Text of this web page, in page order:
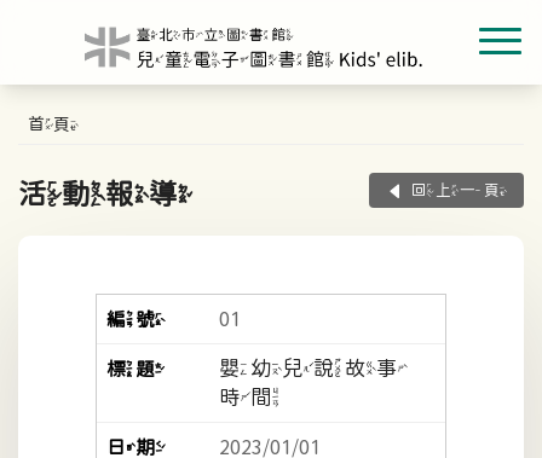
首頁
活動報導 回上一頁
01
嬰幼兒說故事
時間
2023/01/01